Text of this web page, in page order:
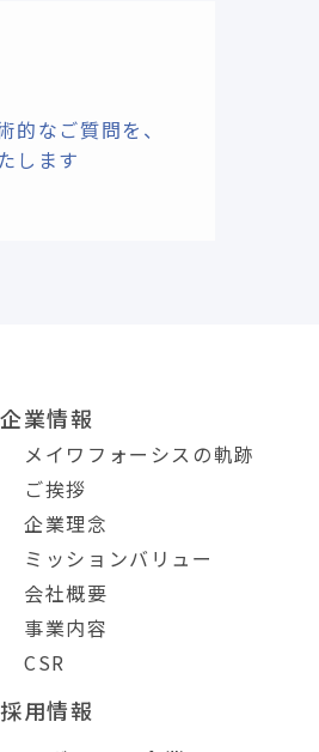
なご質問を、
します
企業情報
メイワフォーシスの軌跡
ご挨拶
企業理念
ミッションバリュー
会社概要
事業内容
CSR
採用情報